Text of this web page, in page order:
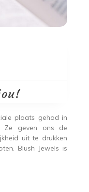
plaats gehad in
Ze geven ons de
uit te drukken
Blush Jewels is